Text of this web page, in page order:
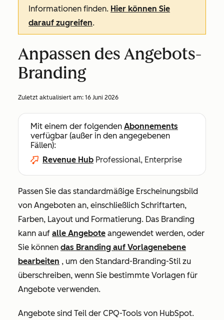
Informationen finden. Hier können Sie
darauf zugreifen.
Anpassen des Angebots-
Branding
Zuletzt aktualisiert am: 16 Juni 2026
Mit einem der folgenden Abonnements
verfügbar (außer in den angegebenen
Fällen):
Revenue Hub Professional, Enterprise
Passen Sie das standardmäßige Erscheinungsbild
von Angeboten an, einschließlich Schriftarten,
Farben, Layout und Formatierung. Das Branding
kann auf alle Angebote angewendet werden, oder
Sie können das Branding auf Vorlagenebene
bearbeiten , um den Standard-Branding-Stil zu
überschreiben, wenn Sie bestimmte Vorlagen für
Angebote verwenden.
Angebote sind Teil der CPQ-Tools von HubSpot.